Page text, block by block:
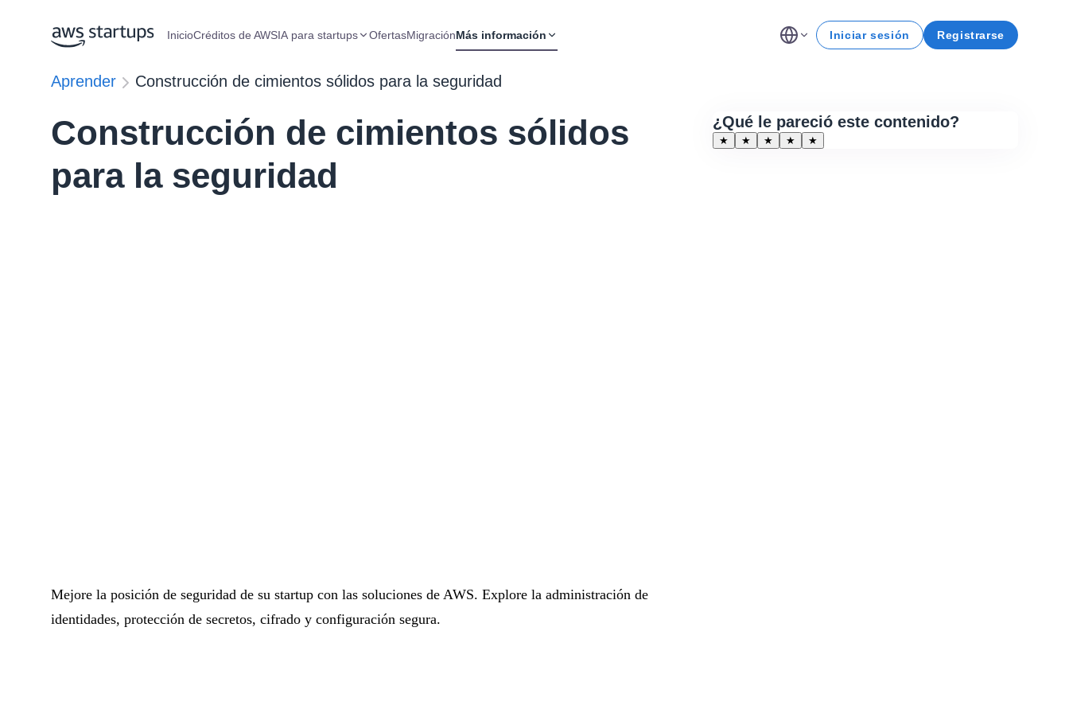
InicioCréditos de AWSIA para startups OfertasMigraciónMás información Iniciar sesión Registrarse
Aprender Construcción de cimientos sólidos para la seguridad
Construcción de cimientos sólidos
para la seguridad
Mejore la posición de seguridad de su startup con las soluciones de AWS. Explore la administración de
identidades, protección de secretos, cifrado y configuración segura.
¿Qué le pareció este contenido?
★ ★ ★ ★ ★